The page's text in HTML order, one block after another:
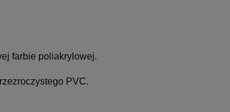
farbie poliakrylowej.
PVC.